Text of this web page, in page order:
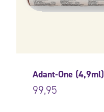
Adant-One (4,9ml)
99,95